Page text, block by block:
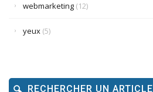
webmarketing (12)
yeux (5)
RECHERCHER UN ARTICLE